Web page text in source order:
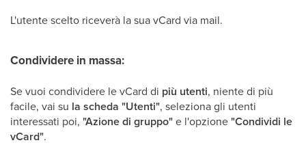
L'utente scelto riceverà la sua vCard via mail.
Condividere in massa:
Se vuoi condividere le vCard di più utenti, niente di più
facile, vai su la scheda "Utenti", seleziona gli utenti
interessati poi, "Azione di gruppo"e l'opzione"Condividi le
vCard".